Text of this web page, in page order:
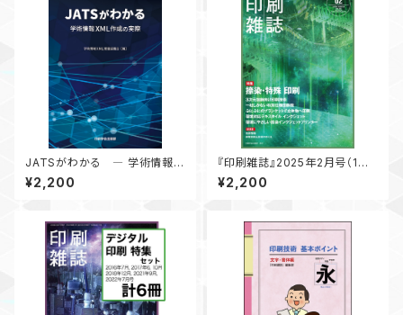
JATSがわかる ― 学術情報X
ML作成の実際 ―
¥2,200
『印刷雑誌』2025年2月号（1月2
0日発行）
¥2,200